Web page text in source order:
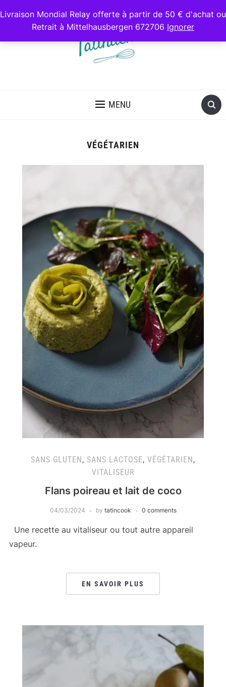
Livraison Mondial Relay offerte à partir de 50 € d'achat ou
Retrait à Mittelhausbergen 672706 Ignorer
MENU
VÉGÉTARIEN
SANS GLUTEN, SANS LACTOSE, VÉGÉTARIEN,
VITALISEUR
Flans poireau et lait de coco
04/03/2024 by tatincook 0 comments
Une recette au vitaliseur ou tout autre appareil
vapeur.
EN SAVOIR PLUS